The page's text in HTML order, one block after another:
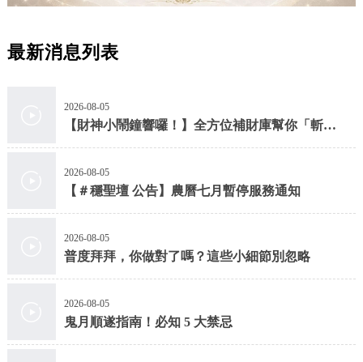
最新消息列表
2026-08-05
【財神小鬧鐘響囉！】全方位補財庫幫你「斬小
2026-08-05
【＃穩聖壇 公告】農曆七月暫停服務通知
2026-08-05
普度拜拜，你做對了嗎？這些小細節別忽略
2026-08-05
鬼月順遂指南！必知 5 大禁忌